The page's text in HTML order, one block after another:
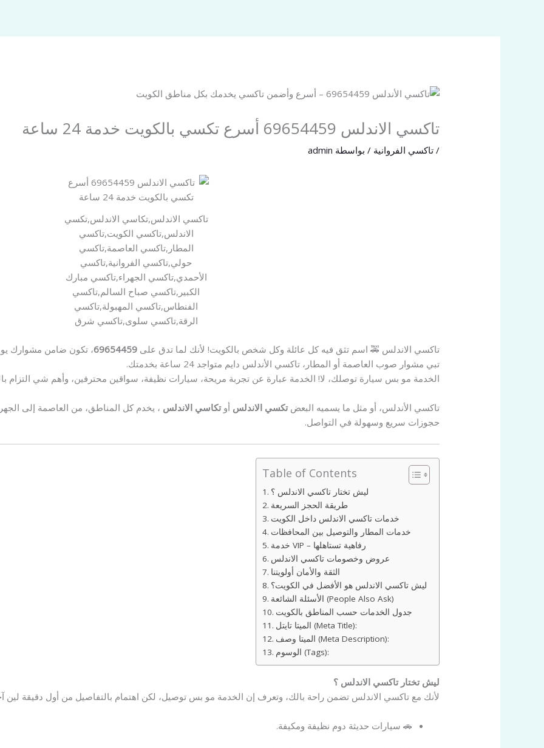
تاكسي الاندلس 69654459 أسرع تكسي بالكويت خدمة 24 ساعة
/تاكسي الفروانية / بواسطة admin
تاكسي الاندلس,تكاسي الاندلس,تكسي
الاندلس,تاكسي الكويت,تاكسي
المطار,تاكسي العاصمة,تاكسي
حولي,تاكسي الفروانية,تاكسي
الأحمدي,تاكسي الجهراء,تاكسي مبارك
الكبير,تاكسي صباح السالم,تاكسي
الفنطاس,تاكسي المهبولة,تاكسي
الرقة,تاكسي سلوى,تاكسي شرق
تاكسي الاندلس 🚕 اسم تثق فيه كل عائلة وكل شخص بالكويت! لأنك لما تدق على69654459، تكون ضامن مشوارك
تبي مشوار صوب العاصمة أو المطار، تاكسي الأندلس دايم متواجد 24 ساعة بخدمتك.
الخدمة مو بس سيارة توصلك، لا! الخدمة عبارة عن تجربة مريحة، سيارات نظيفة، سواقين محترفين، وأهم شي التزام
تاكسي الأندلس، أو مثل ما يسميه البعضتكسي الاندلسأوتكاسي الاندلس ، يخدم كل المناطق، من العاصمة إلى
حجوزات سريع وسهولة في التواصل.
Table of Contents
ليش تختار تاكسي الاندلس ؟
طريقة الحجز السريعة
خدمات تاكسي الاندلس داخل الكويت
خدمات المطار والتوصيل بين المحافظات
خدمة VIP – رفاهية تستاهلها
عروض وخصومات تاكسي الاندلس
الثقة والأمان أولويتنا
ليش تاكسي الاندلس هو الأفضل في الكويت؟
الأسئلة الشائعة (People Also Ask)
جدول الخدمات حسب المناطق بالكويت
الميتا تايتل (Meta Title):
الميتا وصف (Meta Description):
الوسوم (Tags):
ليش تختار تاكسي الاندلس ؟
لأنك مع تاكسي الاندلس تضمن راحة بالك، وتعرف إن الخدمة مو بس توصيل، لكن اهتمام بالتفاصيل من أول دقيقة لين
🚗 سيارات حديثة دوم نظيفة ومكيفة.